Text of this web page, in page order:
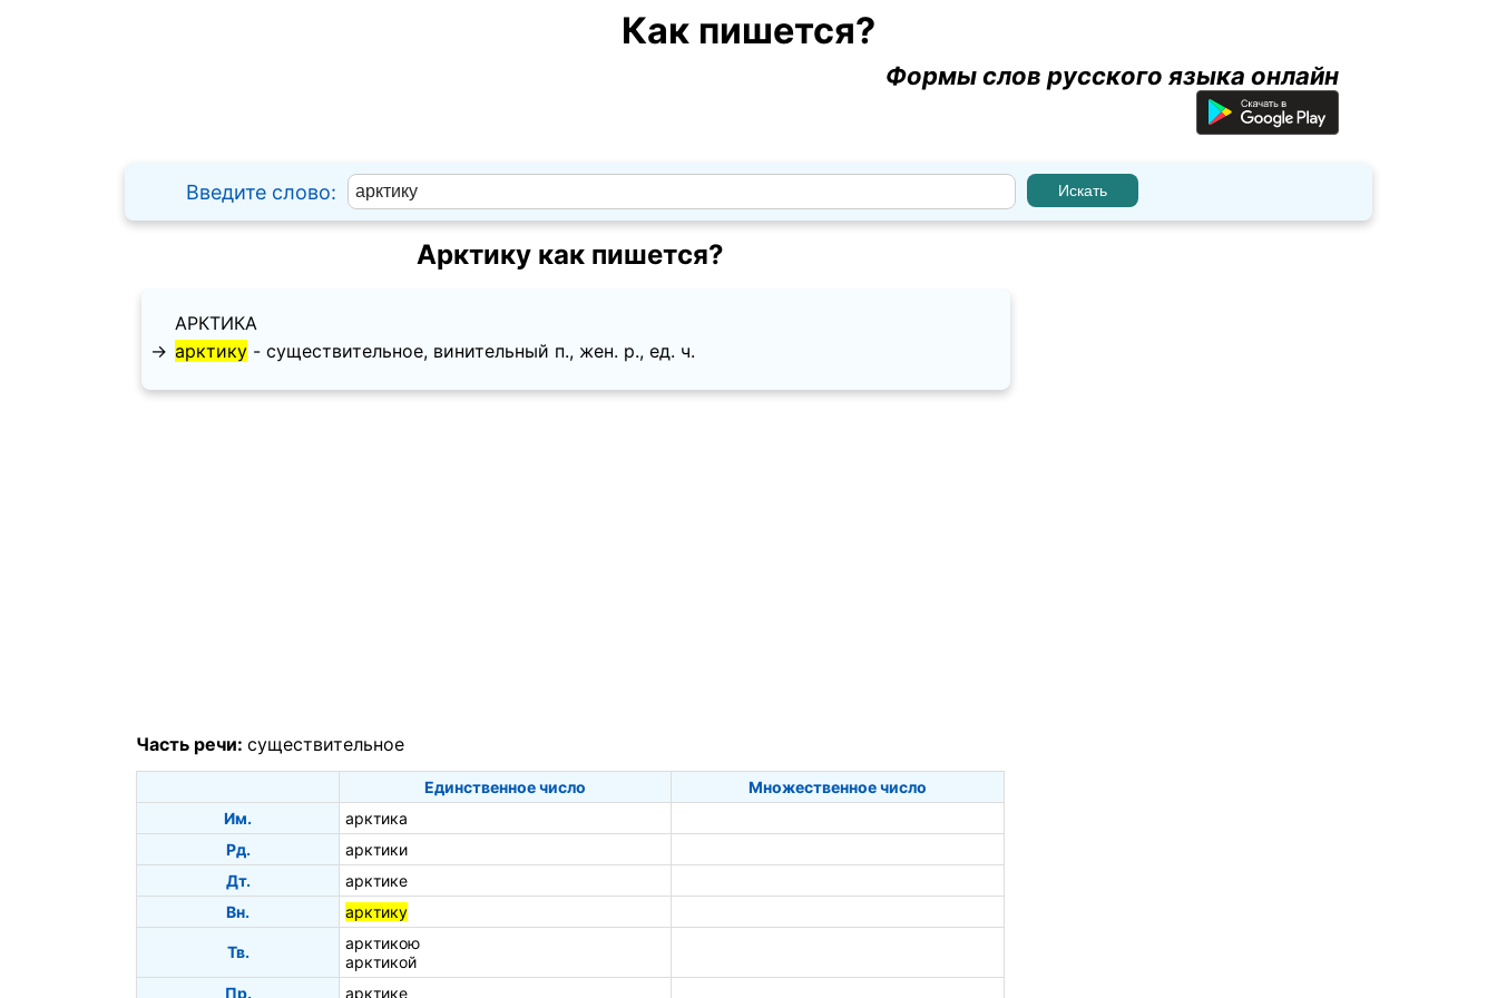
Как пишется?
Формы слов русского языка онлайн
Введите слово:
Арктику как пишется?
АРКТИКА
→ арктику - существительное, винительный п., жен. p., ед. ч.
Часть речи: существительное
Единственное число
Множественное число
Им.
арктика
Рд.
арктики
Дт.
арктике
Вн.
арктику
Тв.
арктикою
арктикой
Пр.
арктике